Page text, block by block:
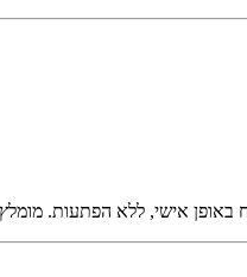
אישי, ללא הפתעות.